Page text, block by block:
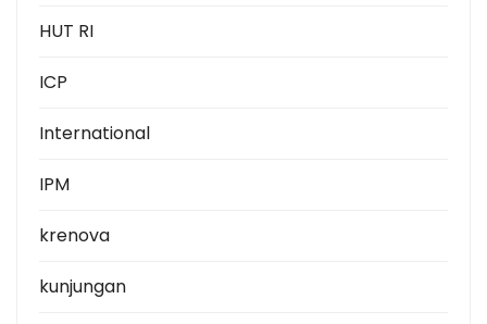
HUT RI
ICP
International
IPM
krenova
kunjungan